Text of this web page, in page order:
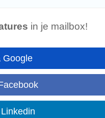
eencontent
- en digital PR-
in je mailbox!
Google